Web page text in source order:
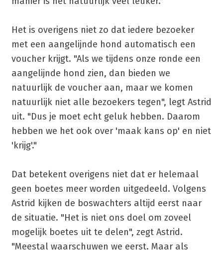
Het is overigens niet zo dat iedere bezoeker
met een aangelijnde hond automatisch een
voucher krijgt. "Als we tijdens onze ronde een
aangelijnde hond zien, dan bieden we
natuurlijk de voucher aan, maar we komen
natuurlijk niet alle bezoekers tegen", legt Astrid
uit. "Dus je moet echt geluk hebben. Daarom
hebben we het ook over 'maak kans op' en niet
'krijg'."
Dat betekent overigens niet dat er helemaal
geen boetes meer worden uitgedeeld. Volgens
Astrid kijken de boswachters altijd eerst naar
de situatie. "Het is niet ons doel om zoveel
mogelijk boetes uit te delen", zegt Astrid.
"Meestal waarschuwen we eerst. Maar als